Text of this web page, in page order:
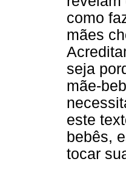
como
mães
seja
mãe-
este
bebês,
tocar